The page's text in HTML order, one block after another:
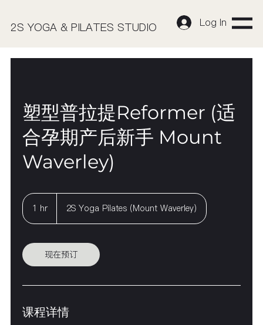
2S YOGA & PILATES STUDIO Log In
塑型普拉提Reformer (适
合孕期产后新手 Mount
Waverley)
1 hr1
2S Yoga Pilates (Mount Waverley)
现在预订
课程详情